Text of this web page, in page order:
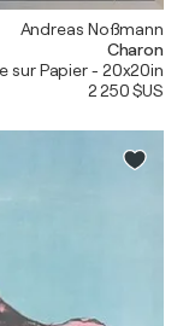
Andreas Noßmann
Charon
sur Papier - 20x20in
2 250 $US